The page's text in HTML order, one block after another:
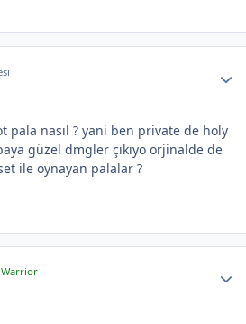
pala nasıl ? yani ben private de holy
güzel dmgler çıkıyo orjinalde de
ile oynayan palalar ?